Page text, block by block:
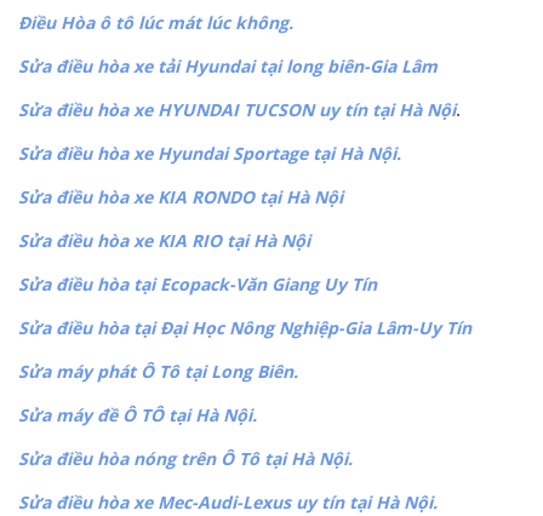
Điều Hòa ô tô lúc mát lúc không.
Sửa điều hòa xe tải Hyundai tại long biên-Gia Lâm
Sửa điều hòa xe HYUNDAI TUCSON uy tín tại Hà Nội.
Sửa điều hòa xe Hyundai Sportage tại Hà Nội.
Sửa điều hòa xe KIA RONDO tại Hà Nội
Sửa điều hòa xe KIA RIO tại Hà Nội
Sửa điều hòa tại Ecopack-Văn Giang Uy Tín
Sửa điều hòa tại Đại Học Nông Nghiệp-Gia Lâm-Uy Tín
Sửa máy phát Ô Tô tại Long Biên.
Sửa máy đề Ô TÔ tại Hà Nội.
Sửa điều hòa nóng trên Ô Tô tại Hà Nội.
Sửa điều hòa xe Mec-Audi-Lexus uy tín tại Hà Nội.